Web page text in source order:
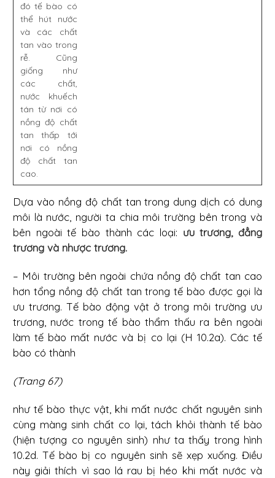
đó tế bào có
thể hút nước
và các chất
tan vào trong
rễ. Cũng
giống như
các chất,
nước khuếch
tán từ nơi có
nồng độ chất
tan thấp tới
nơi có nồng
độ chất tan
cao.
Dựa vào nồng độ chất tan trong dung dịch có dung
môi là nước, người ta chia môi trường bên trong và
bên ngoài tế bào thành các loại: ưu trương, đẳng
trương và nhược trương.
– Môi trường bên ngoài chứa nồng độ chất tan cao
hơn tổng nồng độ chất tan trong tế bào được gọi là
ưu trương. Tế bào động vật ở trong môi trường ưu
trương, nước trong tế bào thẩm thấu ra bên ngoài
làm tế bào mất nước và bị co lại (H 10.2a). Các tế
bào có thành
(Trang 67)
như tế bào thực vật, khi mất nước chất nguyên sinh
cùng màng sinh chất co lại, tách khỏi thành tế bào
(hiện tượng co nguyên sinh) như ta thấy trong hình
10.2d. Tế bào bị co nguyên sinh sẽ xẹp xuống. Điều
này giải thích vì sao lá rau bị héo khi mất nước và